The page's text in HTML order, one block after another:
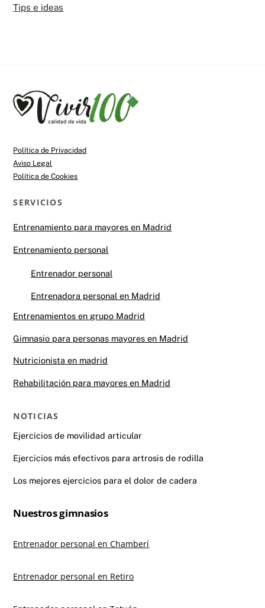
Tips e ideas
Back
To
Política de Privacidad
Aviso Legal
Política de Cookies
SERVICIOS
Entrenamiento para mayores en Madrid
Entrenamiento personal
Entrenador personal
Entrenadora personal en Madrid
Entrenamientos en grupo Madrid
Gimnasio para personas mayores en Madrid
Nutricionista en madrid
Rehabilitación para mayores en Madrid
NOTICIAS
Ejercicios de movilidad articular
Ejercicios más efectivos para artrosis de rodilla
Los mejores ejercicios para el dolor de cadera
Nuestros gimnasios
Entrenador personal en Chamberí
Entrenador personal en Retiro